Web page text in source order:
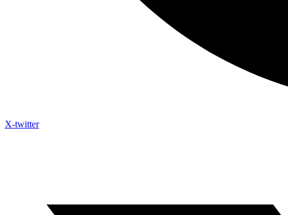
X-twitter